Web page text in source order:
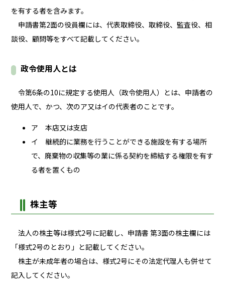
を有する者を含みます。
申請書第2面の役員欄には、代表取締役、取締役、監査役、相
談役、顧問等をすべて記載してください。
政令使用人とは
令第6条の10に規定する使用人（政令使用人）とは、申請者の
使用人で、かつ、次のア又はイの代表者のことです。
ア 本店又は支店
イ 継続的に業務を行うことができる施設を有する場所
で、廃棄物の収集等の業に係る契約を締結する権限を有す
る者を置くもの
株主等
法人の株主等は様式2号に記載し、申請書 第3面の株主欄には
「様式2号のとおり」と記載してください。
株主が未成年者の場合は、様式2号にその法定代理人も併せて
記入してください。